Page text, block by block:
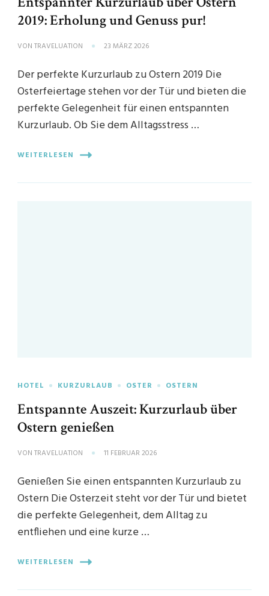
2019: Erholung und Genuss pur!
VON TRAVELUATION 23 MÄRZ 2026
Der perfekte Kurzurlaub zu Ostern 2019 Die
Osterfeiertage stehen vor der Tür und bieten die
perfekte Gelegenheit für einen entspannten
Kurzurlaub. Ob Sie dem Alltagsstress …
WEITERLESEN
HOTEL KURZURLAUB OSTER OSTERN
Entspannte Auszeit: Kurzurlaub über
Ostern genießen
VON TRAVELUATION 11 FEBRUAR 2026
Genießen Sie einen entspannten Kurzurlaub zu
Ostern Die Osterzeit steht vor der Tür und bietet
die perfekte Gelegenheit, dem Alltag zu
entfliehen und eine kurze …
WEITERLESEN